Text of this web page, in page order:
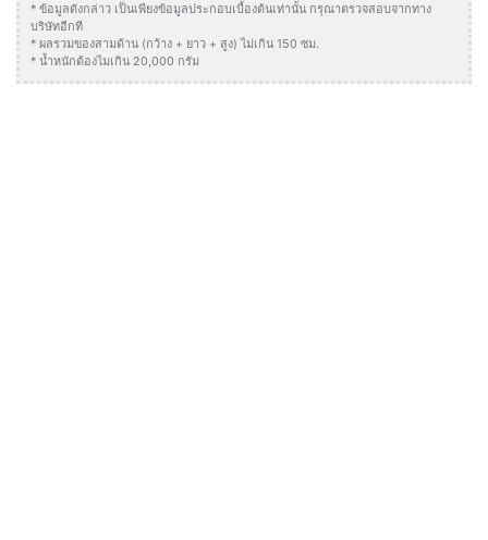
* ข้อมูลดังกล่าว เป็นเพียงข้อมูลประกอบเบื้องต้นเท่านั้น กรุณาตรวจสอบจากทาง
บริษัทอีกที
* ผลรวมของสามด้าน (กว้าง + ยาว + สูง) ไม่เกิน 150 ซม.
* น้ำหนักต้องไมเกิน 20,000 กรัม